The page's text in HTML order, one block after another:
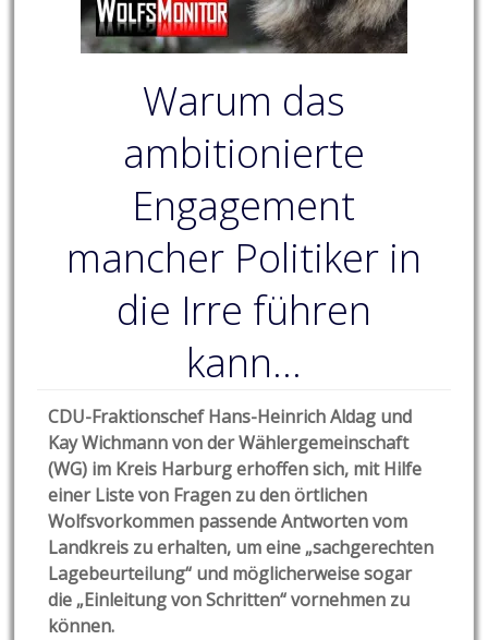
Warum das
ambitionierte
Engagement
mancher Politiker in
die Irre führen
kann…
CDU-Fraktionschef Hans-Heinrich Aldag und
Kay Wichmann von der Wählergemeinschaft
(WG) im Kreis Harburg erhoffen sich, mit Hilfe
einer Liste von Fragen zu den örtlichen
Wolfsvorkommen passende Antworten vom
Landkreis zu erhalten, um eine „sachgerechten
Lagebeurteilung“ und möglicherweise sogar
die „Einleitung von Schritten“ vornehmen zu
können.